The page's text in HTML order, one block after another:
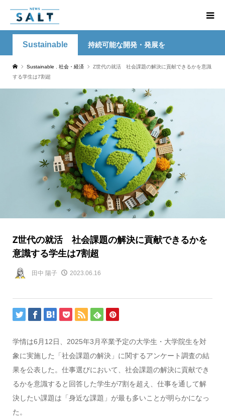
Sustainable 持続可能な開発・発展を
Sustainable 社会・経済
Z世代の就活 社会課題の解決に貢献できるかを意識
する学生は7割超
Z世代の就活 社会課題の解決に貢献できるかを
意識する学生は7割超
田中 陽子 2023.06.16
学情は6月12日、2025年3月卒業予定の大学生・大学院生を対
象に実施した「社会課題の解決」に関するアンケート調査の結
果を公表した。仕事選びにおいて、社会課題の解決に貢献でき
るかを意識すると回答した学生が7割を超え、仕事を通して解
決したい課題は「身近な課題」が最も多いことが明らかになっ
た。